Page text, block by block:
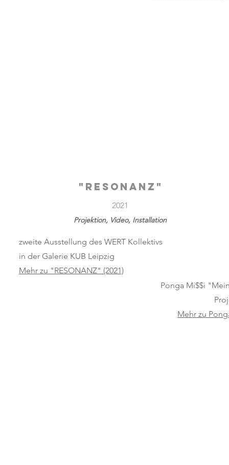
"RESONANZ"
zweite Ausstellung des WERT Kollektivs
in der Galerie KUB Leipzig
Mehr zu "RESONANZ" (2021)
2021
Projektion, Video, Installation
Ponga Mi$$i
Mehr zu